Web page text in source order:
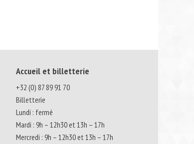
Accueil et billetterie
+32 (0) 87 89 91 70
Billetterie
Lundi : fermé
Mardi : 9h – 12h30 et 13h – 17h
Mercredi : 9h – 12h30 et 13h – 17h